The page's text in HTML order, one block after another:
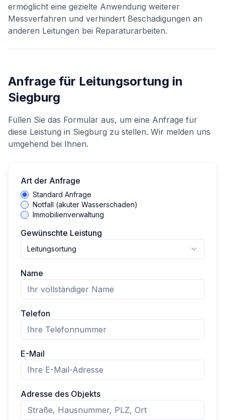
ermöglicht eine gezielte Anwendung weiterer
Messverfahren und verhindert Beschädigungen an
anderen Leitungen bei Reparaturarbeiten.
Anfrage für Leitungsortung in
Siegburg
Füllen Sie das Formular aus, um eine Anfrage für
diese Leistung in Siegburg zu stellen. Wir melden uns
umgehend bei Ihnen.
Art der Anfrage
Standard Anfrage
Notfall (akuter Wasserschaden)
Immobilienverwaltung
Gewünschte Leistung
Leitungsortung
Name
Telefon
E-Mail
Adresse des Objekts